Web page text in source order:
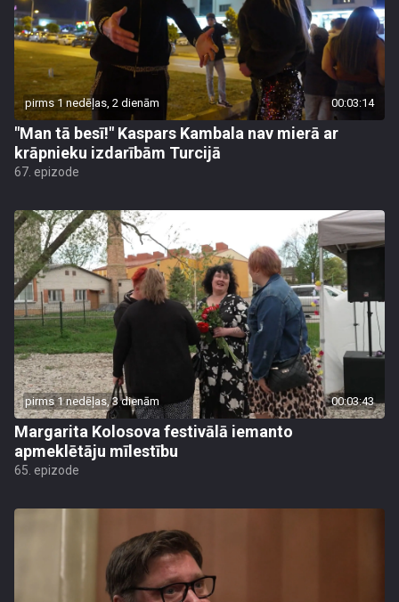
pirms 1 nedēļas, 2 dienām 00:03:14
"Man tā besī!" Kaspars Kambala nav mierā ar
krāpnieku izdarībām Turcijā
67. epizode
pirms 1 nedēļas, 3 dienām 00:03:43
Margarita Kolosova festivālā iemanto
apmeklētāju mīlestību
65. epizode